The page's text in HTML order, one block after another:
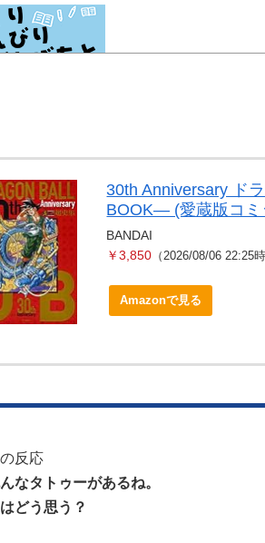
30th Anniversary ド
BOOK― (愛蔵版コミ
BANDAI
￥3,850 （2026/08/06 22:25
Amazonで見る
反応
なタトゥーがあるね。
どう思う？